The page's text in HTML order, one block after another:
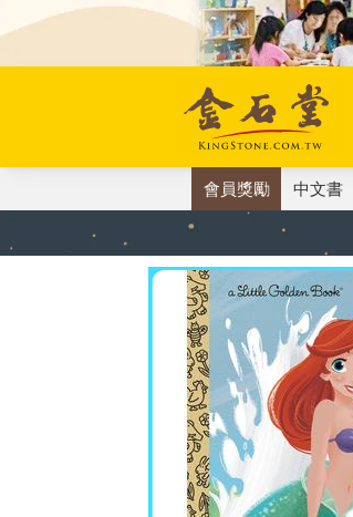
會員獎勵 中文書